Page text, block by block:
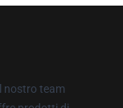
nostro team